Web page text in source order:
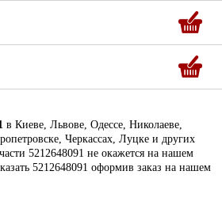
в Киеве, Львове, Одессе, Николаеве,
Черкассах, Луцке и других
5212648091 не окажется на нашем
5212648091 оформив заказ на нашем